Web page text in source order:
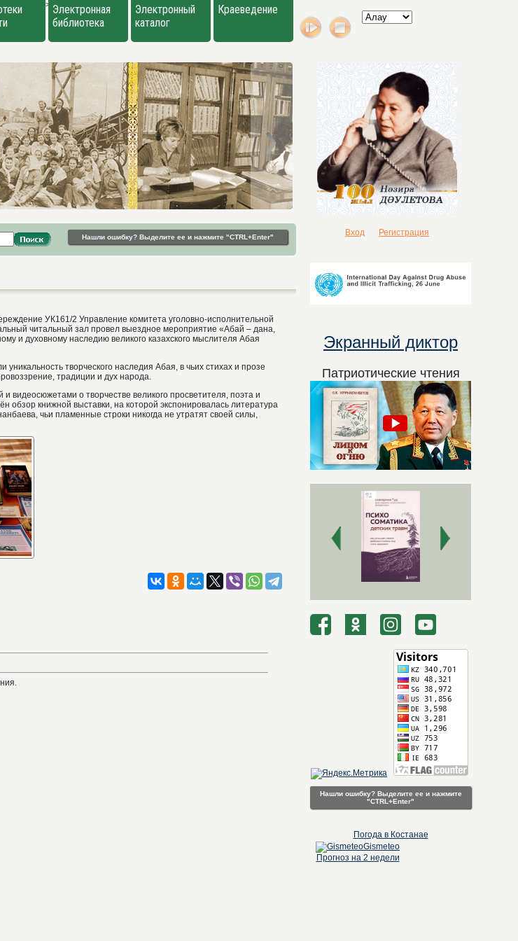
> Электронная
библиотека
Электронный
каталог
Краеведение
Нашли ошибку? Выделите ее и нажмите "CTRL+Enter" Вход Регистрация
УК161/2 Управление комитета уголовно-исполнительной
читальный зал провел выездное мероприятие «Абай – дана,
и духовному наследию великого казахского мыслителя Абая
уникальность творческого наследия Абая, в чьих стихах и прозе
традиции и дух народа.
видеосюжетами о творчестве великого просветителя, поэта и
книжной выставки, на которой экспонировалась литература
чьи пламенные строки никогда не утратят своей силы,
Экранный диктор
Патриотические чтения
Нашли ошибку? Выделите ее и нажмите
"CTRL+Enter"
Погода в Костанае
Gismeteo
Прогноз на 2 недели